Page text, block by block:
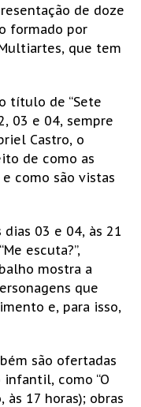
de doze
formado por
que tem
título de “Sete
03 e 04, sempre
Castro, o
de como as
como são vistas
03 e 04, às 21
escuta?”,
mostra a
que
e, para isso,
são ofertadas
como “O
às 17 horas); obras